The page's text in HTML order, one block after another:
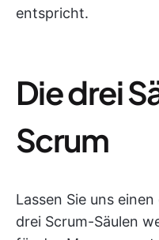
entspricht.
Die drei
Scrum
Lassen Sie uns
drei Scrum-Säulen